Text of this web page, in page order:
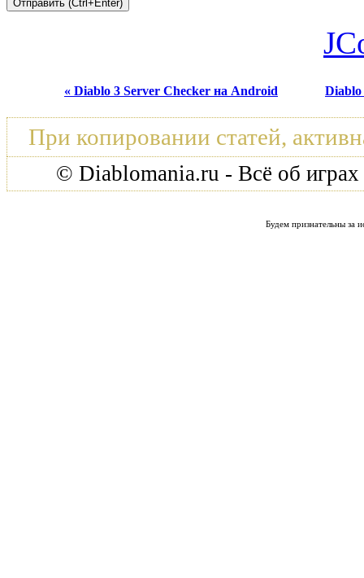
« Diablo 3 Server Checker на Android Diablo
При копировании статей,
© Diablomania.ru - Всё об
Будем признательны за